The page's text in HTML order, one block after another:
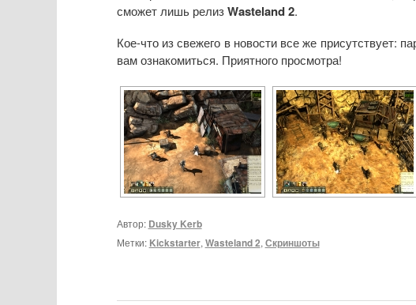
сможет лишь релизWasteland 2.
Кое-что из свежего в новости все же присутствует:
вам ознакомиться. Приятного просмотра!
Автор: Dusky Kerb
Метки: Kickstarter, Wasteland 2, Скриншоты